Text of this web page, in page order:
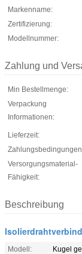
Markenname:
Zertifizierung:
Modellnummer:
Zahlung und
Min Bestellmenge:
Verpackung
Informationen:
Lieferzeit:
Versorgungsmaterial-
Fähigkeit:
Beschreibung
Modell:
Kugel